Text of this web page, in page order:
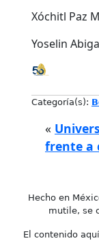
Xóchitl Paz
Yoselin
Categoría(s):
«
frente a
Hecho en
mutile, se
El contenido